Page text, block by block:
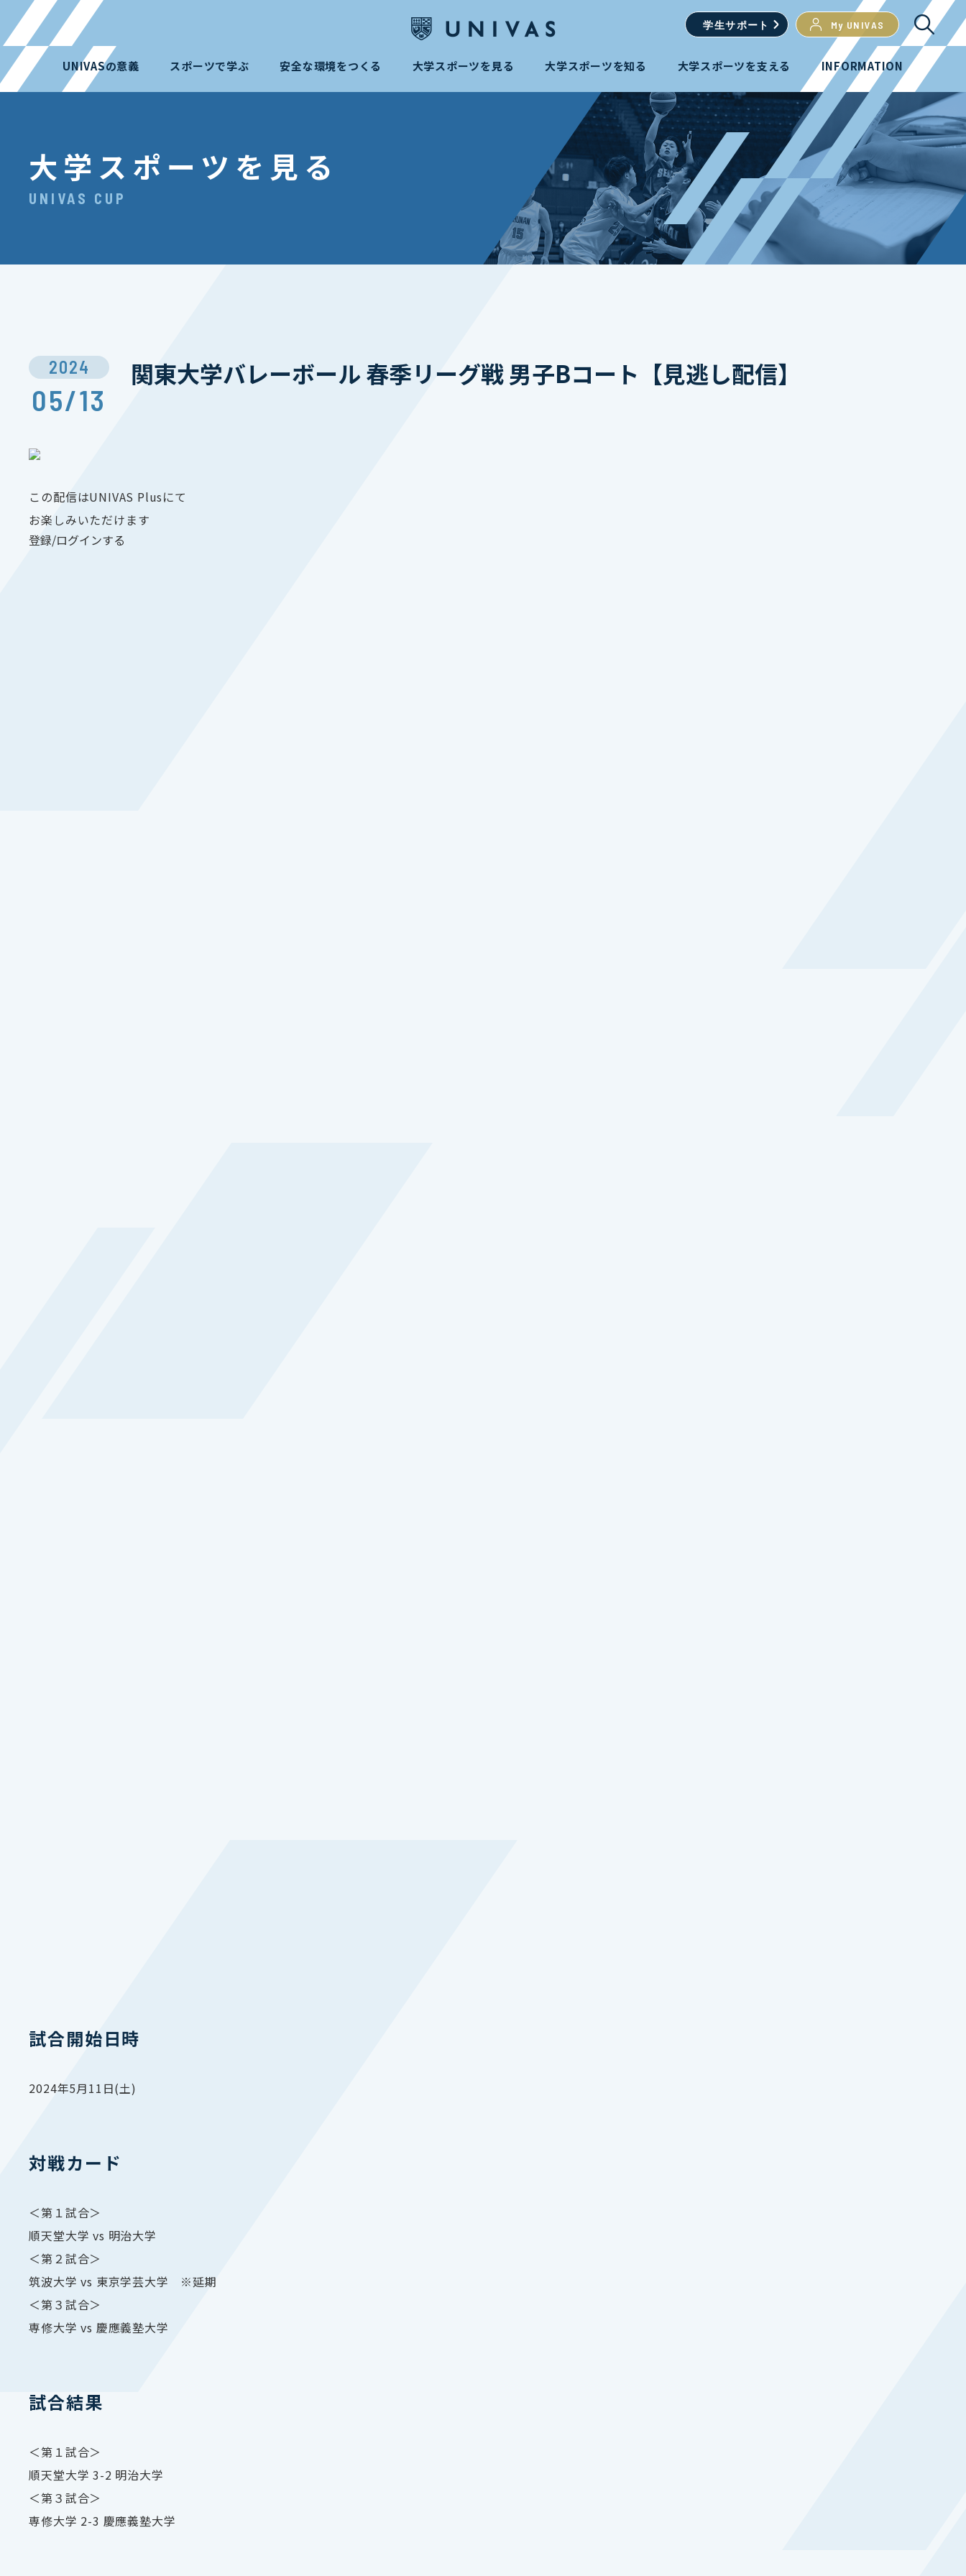
学生サポート My UNIVAS
UNIVASの意義 スポーツで学ぶ 安全な環境をつくる 大学スポーツを見る 大学スポーツを知る 大学スポーツを支える INFORMATION
大学スポーツを見る
UNIVAS CUP
2024
05/13
関東⼤学バレーボール 春季リーグ戦 男子Bコート【見逃し配信】
この配信はUNIVAS Plusにて
お楽しみいただけます
登録/ログインする
試合開始日時
2024年5月11日(土)
対戦カード
＜第１試合＞
順天堂大学 vs 明治大学
＜第２試合＞
筑波大学 vs 東京学芸大学 ※延期
＜第３試合＞
専修大学 vs 慶應義塾大学
試合結果
＜第１試合＞
順天堂大学 3-2 明治大学
＜第３試合＞
専修大学 2-3 慶應義塾大学